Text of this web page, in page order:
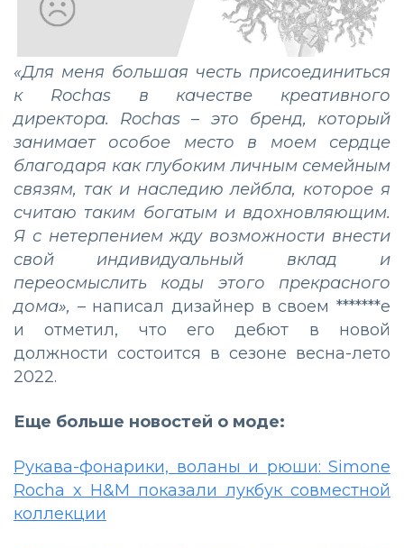
«Для меня большая честь присоединиться
к Rochas в качестве креативного
директора. Rochas – это бренд, который
занимает особое место в моем сердце
благодаря как глубоким личным семейным
связям, так и наследию лейбла, которое я
считаю таким богатым и вдохновляющим.
Я с нетерпением жду возможности внести
свой индивидуальный вклад и
переосмыслить коды этого прекрасного
дома», – написал дизайнер в своем *******е
и отметил, что его дебют в новой
должности состоится в сезоне весна-лето
2022.
Еще больше новостей о моде:
Рукава-фонарики, воланы и рюши: Simone
Rocha x H&M показали лукбук совместной
коллекции